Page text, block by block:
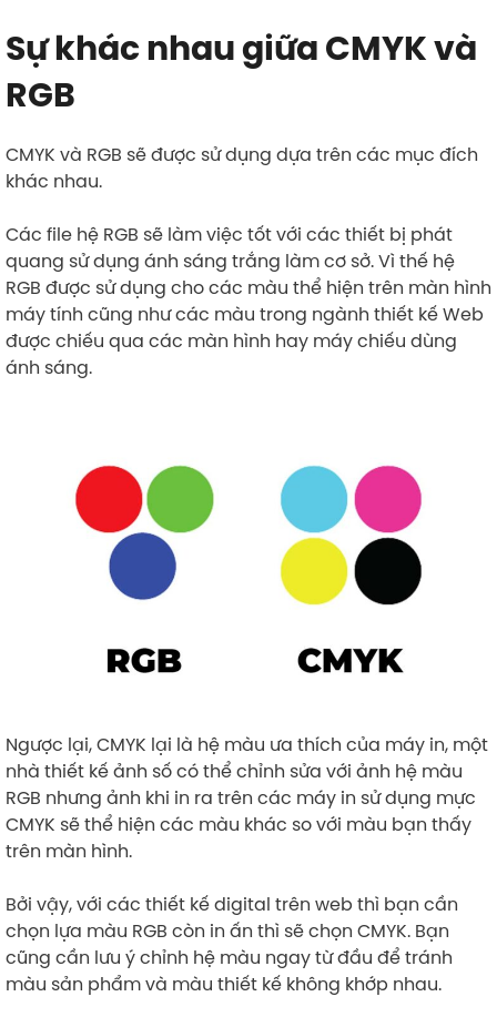
Sự khác nhau giữa CMYK và
RGB
CMYK và RGB sẽ được sử dụng dựa trên các mục đích
khác nhau.
Các file hệ RGB sẽ làm việc tốt với các thiết bị phát
quang sử dụng ánh sáng trắng làm cơ sở. Vì thế hệ
RGB được sử dụng cho các màu thể hiện trên màn hình
máy tính cũng như các màu trong ngành thiết kế Web
được chiếu qua các màn hình hay máy chiếu dùng
ánh sáng.
Ngược lại, CMYK lại là hệ màu ưa thích của máy in, một
nhà thiết kế ảnh số có thể chỉnh sửa với ảnh hệ màu
RGB nhưng ảnh khi in ra trên các máy in sử dụng mực
CMYK sẽ thể hiện các màu khác so với màu bạn thấy
trên màn hình.
Bởi vậy, với các thiết kế digital trên web thì bạn cần
chọn lựa màu RGB còn in ấn thì sẽ chọn CMYK. Bạn
cũng cần lưu ý chỉnh hệ màu ngay từ đầu để tránh
màu sản phẩm và màu thiết kế không khớp nhau.